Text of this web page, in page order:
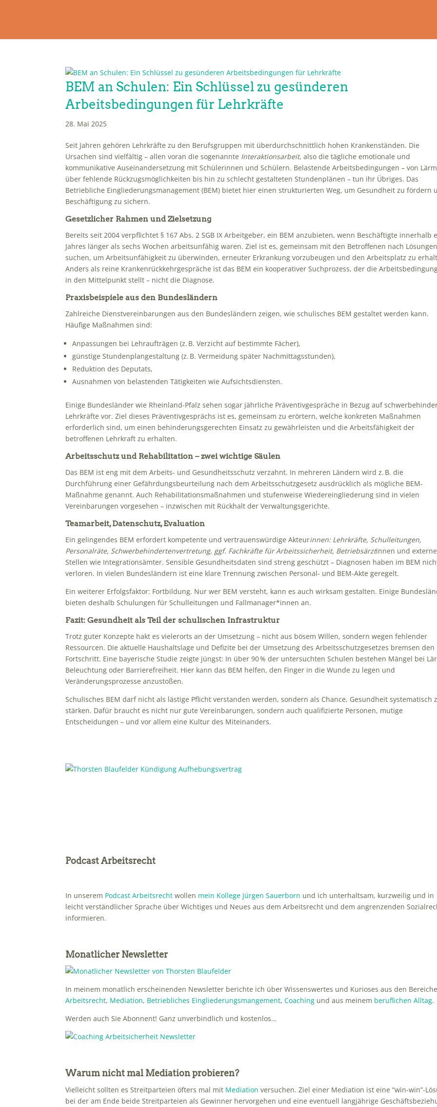
BEM an Schulen: Ein Schlüssel zu gesünderen
Arbeitsbedingungen für Lehrkräfte
28. Mai 2025
Seit Jahren gehören Lehrkräfte zu den Berufsgruppen mit überdurchschnittlich hohen Krankenständen. Die
Ursachen sind vielfältig – allen voran die sogenannte Interaktionsarbeit, also die tägliche emotionale und
kommunikative Auseinandersetzung mit Schülerinnen und Schülern. Belastende Arbeitsbedingungen – von Lärm
über fehlende Rückzugsmöglichkeiten bis hin zu schlecht gestalteten Stundenplänen – tun ihr Übriges. Das
Betriebliche Eingliederungsmanagement (BEM) bietet hier einen strukturierten Weg, um Gesundheit zu fördern
Beschäftigung zu sichern.
Gesetzlicher Rahmen und Zielsetzung
Bereits seit 2004 verpflichtet § 167 Abs. 2 SGB IX Arbeitgeber, ein BEM anzubieten, wenn Beschäftigte innerhalb
Jahres länger als sechs Wochen arbeitsunfähig waren. Ziel ist es, gemeinsam mit den Betroffenen nach
suchen, um Arbeitsunfähigkeit zu überwinden, erneuter Erkrankung vorzubeugen und den Arbeitsplatz zu
Anders als reine Krankenrückkehrgespräche ist das BEM ein kooperativer Suchprozess, der die
in den Mittelpunkt stellt – nicht die Diagnose.
Praxisbeispiele aus den Bundesländern
Zahlreiche Dienstvereinbarungen aus den Bundesländern zeigen, wie schulisches BEM gestaltet werden kann.
Häufige Maßnahmen sind:
Anpassungen bei Lehraufträgen (z. B. Verzicht auf bestimmte Fächer),
günstige Stundenplangestaltung (z. B. Vermeidung später Nachmittagsstunden),
Reduktion des Deputats,
Ausnahmen von belastenden Tätigkeiten wie Aufsichtsdiensten.
Einige Bundesländer wie Rheinland-Pfalz sehen sogar jährliche Präventivgespräche in Bezug auf
Lehrkräfte vor.Ziel dieses Präventivgesprächs ist es, gemeinsam zu erörtern, welche konkreten Maßnahmen
erforderlich sind, um einen behinderungsgerechten Einsatz zu gewährleisten und die Arbeitsfähigkeit der
betroffenen Lehrkraft zu erhalten.
Arbeitsschutz und Rehabilitation – zwei wichtige Säulen
Das BEM ist eng mit dem Arbeits- und Gesundheitsschutz verzahnt. In mehreren Ländern wird z. B. die
Durchführung einer Gefährdungsbeurteilung nach dem Arbeitsschutzgesetz ausdrücklich als mögliche BEM-
Maßnahme genannt. Auch Rehabilitationsmaßnahmen und stufenweise Wiedereingliederung sind in vielen
Vereinbarungen vorgesehen – inzwischen mit Rückhalt der Verwaltungsgerichte.
Teamarbeit, Datenschutz, Evaluation
Ein gelingendes BEM erfordert kompetente und vertrauenswürdige Akteurinnen: Lehrkräfte, Schulleitungen,
Personalräte, Schwerbehindertenvertretung, ggf. Fachkräfte für Arbeitssicherheit, Betriebsärztinnen und externe
Stellen wie Integrationsämter. Sensible Gesundheitsdaten sind streng geschützt – Diagnosen haben im BEM
verloren. In vielen Bundesländern ist eine klare Trennung zwischen Personal- und BEM-Akte geregelt.
Ein weiterer Erfolgsfaktor: Fortbildung. Nur wer BEM versteht, kann es auch wirksam gestalten. Einige
bieten deshalb Schulungen für Schulleitungen und Fallmanager*innen an.
Fazit: Gesundheit als Teil der schulischen Infrastruktur
Trotz guter Konzepte hakt es vielerorts an der Umsetzung – nicht aus bösem Willen, sondern wegen fehlender
Ressourcen. Die aktuelle Haushaltslage und Defizite bei der Umsetzung des Arbeitsschutzgesetzes bremsen den
Fortschritt. Eine bayerische Studie zeigte jüngst: In über 90 % der untersuchten Schulen bestehen Mängel bei
Beleuchtung oder Barrierefreiheit. Hier kann das BEM helfen, den Finger in die Wunde zu legen und
Veränderungsprozesse anzustoßen.
Schulisches BEM darf nicht als lästige Pflicht verstanden werden, sondern als Chance, Gesundheit systematisch
stärken. Dafür braucht es nicht nur gute Vereinbarungen, sondern auch qualifizierte Personen, mutige
Entscheidungen – und vor allem eine Kultur des Miteinanders.
Podcast Arbeitsrecht
In unserem Podcast Arbeitsrecht wollen mein Kollege Jürgen Sauerborn und ich unterhaltsam, kurzweilig und in
leicht verständlicher Sprache über Wichtiges und Neues aus dem Arbeitsrecht und dem angrenzenden
informieren.
Monatlicher Newsletter
In meinem monatlich erscheinenden Newsletter berichte ich über Wissenswertes und Kurioses aus den
Arbeitsrecht, Mediation, Betriebliches Eingliederungsmangement,Coaching und aus meinem beruflichen Alltag.
Werden auch Sie Abonnent! Ganz unverbindlich und kostenlos…
Warum nicht mal Mediation probieren?
Vielleicht sollten es Streitparteien öfters mal mit Mediation versuchen. Ziel einer Mediation ist eine “win-win”-
bei der am Ende beide Streitparteien als Gewinner hervorgehen und eine eventuell langjährige